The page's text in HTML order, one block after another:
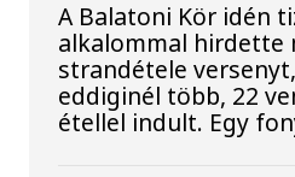
A Balatoni Kör idén
alkalommal hirdette
strandétele
eddiginél több, 22
étellel indult. Egy